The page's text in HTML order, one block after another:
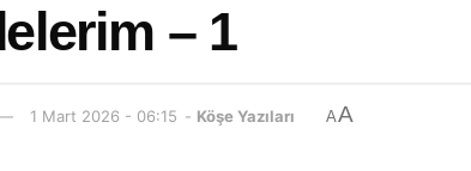
– 1
1 Mart 2026 - 06:15 - Köşe Yazıları AA